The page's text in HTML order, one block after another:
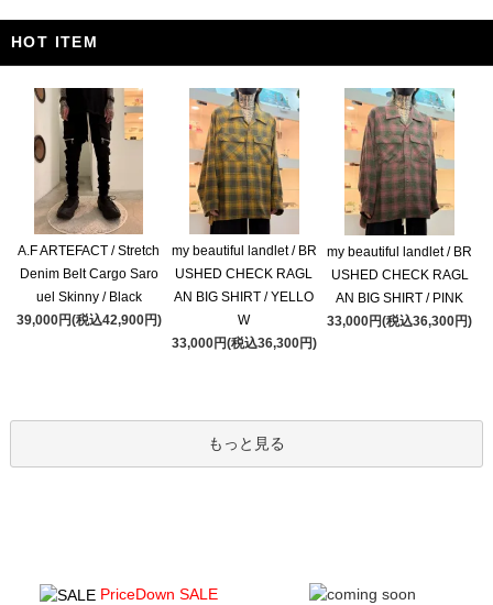
HOT ITEM
A.F ARTEFACT / Stretch
Denim Belt Cargo Saro
uel Skinny / Black
39,000円(税込42,900円)
my beautiful landlet / BR
USHED CHECK RAGL
AN BIG SHIRT / YELLO
W
33,000円(税込36,300円)
my beautiful landlet / BR
USHED CHECK RAGL
AN BIG SHIRT / PINK
33,000円(税込36,300円)
もっと見る
PriceDown SALE